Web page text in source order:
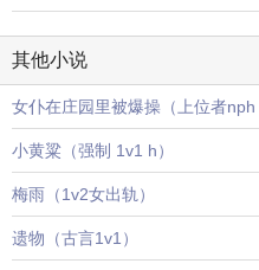
其他小说
女仆在庄园里被爆操（上位者nph
小黄粱（强制 1v1 h）
梅雨（1v2女出轨）
遗物（古言1v1）